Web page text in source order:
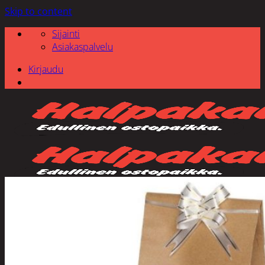
Skip to content
Sijainti
Asiakaspalvelu
Kirjaudu